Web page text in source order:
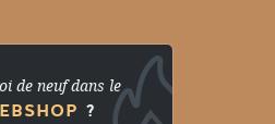
de neuf dans le
?